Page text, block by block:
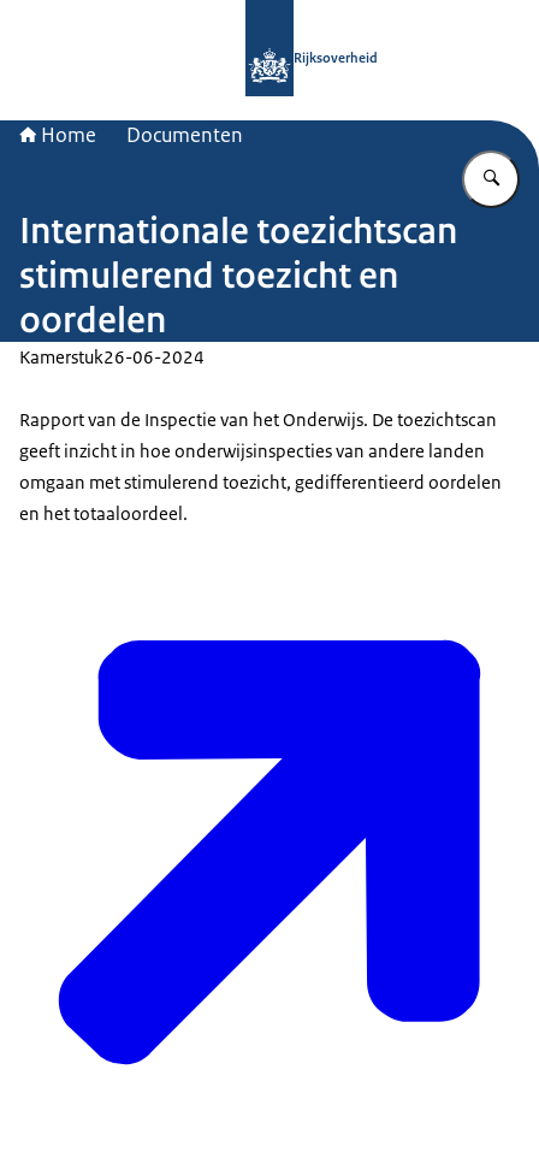
Rijksoverheid
Home Documenten
Internationale toezichtscan
stimulerend toezicht en
oordelen
Kamerstuk26-06-2024
Rapport van de Inspectie van het Onderwijs. De toezichtscan
geeft inzicht in hoe onderwijsinspecties van andere landen
omgaan met stimulerend toezicht, gedifferentieerd oordelen
en het totaaloordeel.